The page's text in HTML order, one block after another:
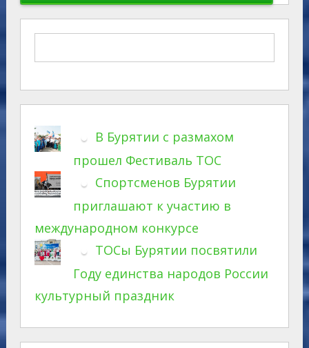
В Бурятии с размахом
прошел Фестиваль ТОС
Спортсменов Бурятии
приглашают к участию в
международном конкурсе
ТОСы Бурятии посвятили
Году единства народов России
культурный праздник